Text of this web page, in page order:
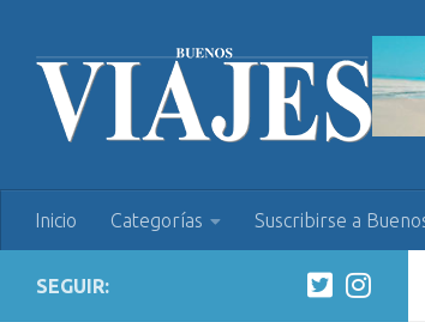
Inicio Categorías Suscribirse a
SEGUIR: